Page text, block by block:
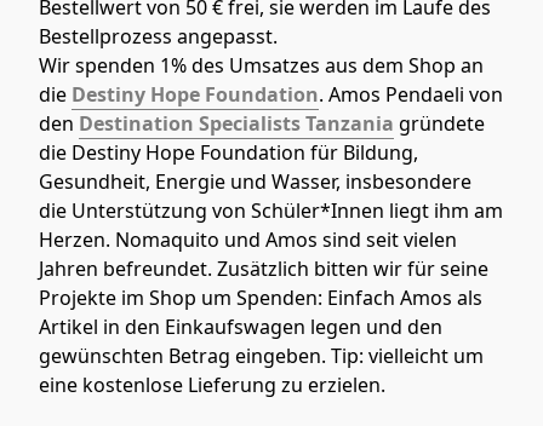
Bestellwert von 50 € frei, sie werden im Laufe des
Bestellprozess angepasst.
Wir spenden 1% des Umsatzes aus dem Shop an
die Destiny Hope Foundation. Amos Pendaeli von
den Destination Specialists Tanzania gründete
die Destiny Hope Foundation für Bildung,
Gesundheit, Energie und Wasser, insbesondere
die Unterstützung von Schüler*Innen liegt ihm am
Herzen. Nomaquito und Amos sind seit vielen
Jahren befreundet. Zusätzlich bitten wir für seine
Projekte im Shop um Spenden: Einfach Amos als
Artikel in den Einkaufswagen legen und den
gewünschten Betrag eingeben. Tip: vielleicht um
eine kostenlose Lieferung zu erzielen.